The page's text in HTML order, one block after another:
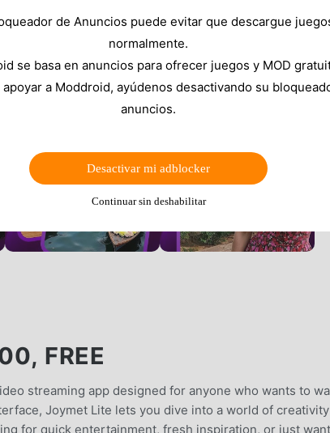
FREE
streaming app designed for anyone who wants to
Joymet Lite lets you dive into a world of creativity
for quick entertainment, fresh inspiration, or just
de Anuncios puede evitar que descargue
normalmente.
se basa en anuncios para ofrecer juegos y MOD
a Moddroid, ayúdenos desactivando su
anuncios.
Desactivar mi adblocker
Continuar sin deshabilitar